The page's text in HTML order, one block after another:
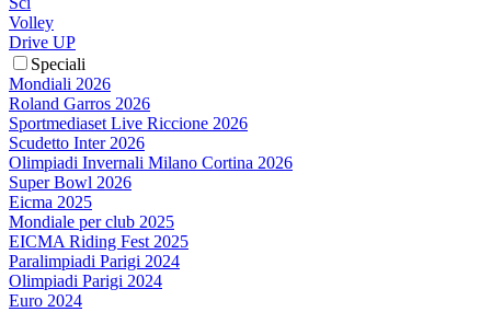
Volley
Drive UP
Speciali
Mondiali 2026
Roland Garros 2026
Sportmediaset Live Riccione 2026
Scudetto Inter 2026
Olimpiadi Invernali Milano Cortina 2026
Super Bowl 2026
Eicma 2025
Mondiale per club 2025
EICMA Riding Fest 2025
Paralimpiadi Parigi 2024
Olimpiadi Parigi 2024
Euro 2024